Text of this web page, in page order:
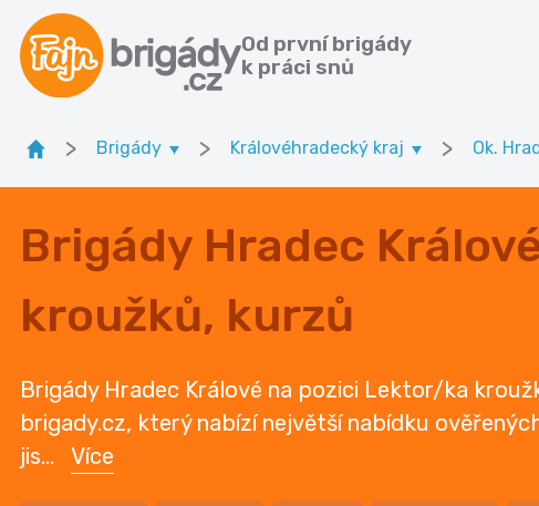
Od první brigády
k práci snů
> Brigády > Královéhradecký kraj > Ok.
Brigády Hradec
kroužků, kurzů
Brigády Hradec Králové na pozici Lektor/ka
brigady.cz, který nabízí největší nabídku
jis... Více